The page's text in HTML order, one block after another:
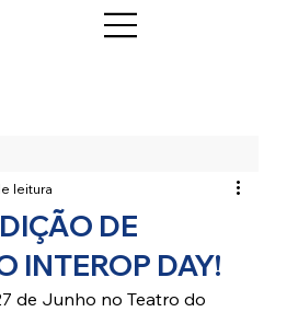
DE
INTEROP DAY!
leitura
de Junho no Teatro do